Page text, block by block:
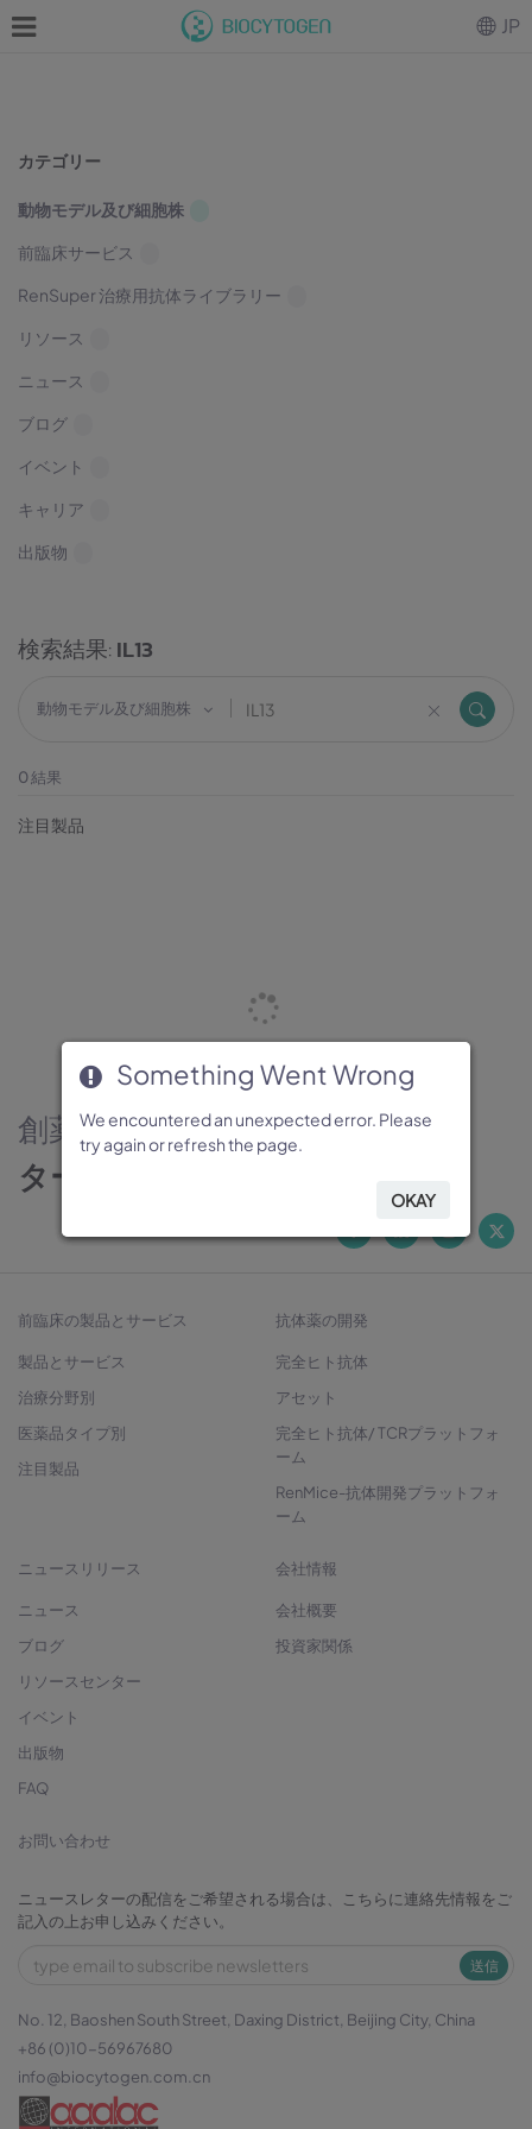
カテゴリー
動物モデル及び細胞株
前臨床サービス
RenSuper 治療用抗体ライブラリー
リソース
ニュース
ブログ
イベント
キャリア
出版物
検索結果:IL13
動物モデル及び細胞株
0結果
注目製品
JP
創薬のパートナー
ターゲットから治療法開発へ
前臨床の製品とサービス
製品とサービス
治療分野別
医薬品タイプ別
注目製品
抗体薬の開発
完全ヒト抗体
アセット
完全ヒト抗体/ TCRプラットフォ
ーム
RenMice-抗体開発プラットフォ
ーム
ニュースリリース
ニュース
ブログ
リソースセンター
イベント
出版物
FAQ
会社情報
会社概要
投資家関係
お問い合わせ
ニュースレターの配信をご希望される場合は、こちらに連絡先情報をご
記入の上お申し込みください。
送信
No. 12, Baoshen South Street, Daxing District, Beijing City, China
+86 (0)10-56967680
info@biocytogen.com.cn
Something Went Wrong
We encountered an unexpected error. Please
try again or refresh the page.
OKAY
Something Went Wrong
We encountered an unexpected error. Please
try again or refresh the page.
OKAY
Something Went Wrong
We encountered an unexpected error. Please
try again or refresh the page.
OKAY
Something Went Wrong
We encountered an unexpected error. Please
try again or refresh the page.
OKAY
Something Went Wrong
We encountered an unexpected error. Please
try again or refresh the page.
OKAY